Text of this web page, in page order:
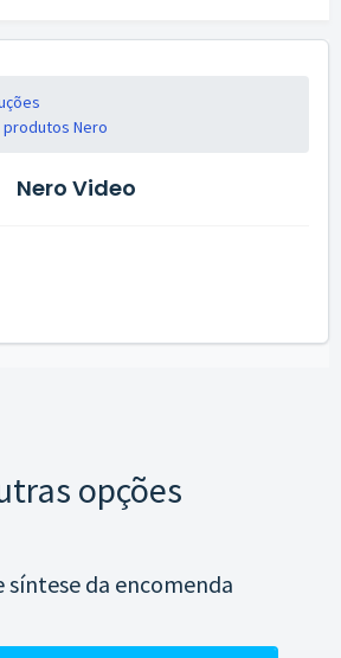
Nero
Nero Video
opções
síntese da encomenda